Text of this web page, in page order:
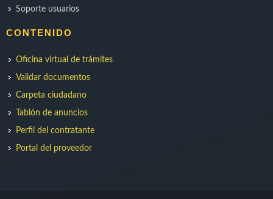
Soporte usuarios
CONTENIDO
Oficina virtual de trámites
Validar documentos
Carpeta ciudadano
Tablón de anuncios
Perfil del contratante
Portal del proveedor